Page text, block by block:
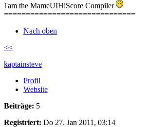
I'am the MameUIHiScore Compiler
==============================
Nach oben
<<
kaptainsteve
Profil
Website
Beiträge: 5
Registriert: Do 27. Jan 2011, 03:14